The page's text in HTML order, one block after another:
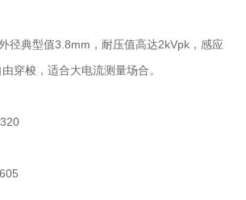
径典型值3.8mm，耐压值高达2kVpk，感应
穿梭，适合大电流测量场合。